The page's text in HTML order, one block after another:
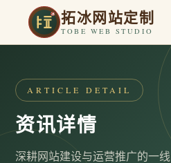
拓冰网站定制
TOBE WEB STUDIO
ARTICLE DETAIL
资讯详情
深耕网站建设与运营推广的一线